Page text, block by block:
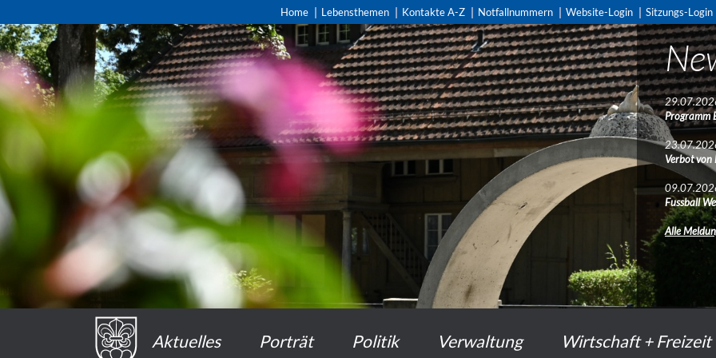
Home Lebensthemen Kontakte A-Z Notfallnummern Website-Login Sitzungs-Login
Programm
Verbot von
Fussball
Alle
Programm
Verbot von
Fussball
Alle
Aktuelles Porträt Politik Verwaltung Wirtschaft + Freizeit